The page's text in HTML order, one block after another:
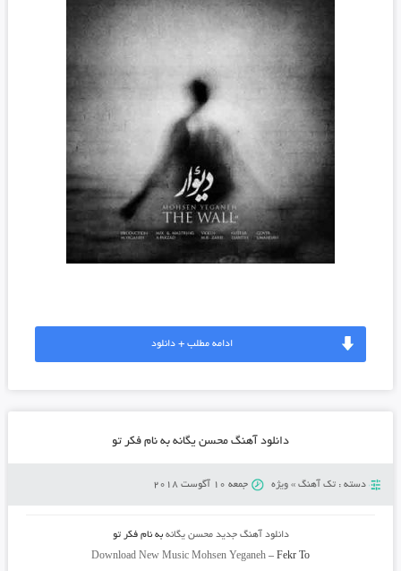
ادامه مطلب + دانلود
دانلود آهنگ محسن یگانه به نام فکر تو
دسته : تک آهنگ» ویژه جمعه 10 آگوست 2018
دانلود آهنگ جدید محسن یگانه به نامفکر تو
Download New Music Mohsen Yeganeh –Fekr To